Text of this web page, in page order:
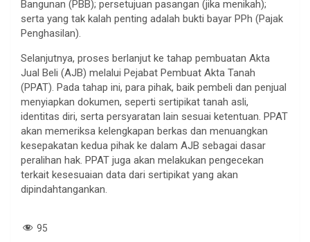
Bangunan (PBB); persetujuan pasangan (jika menikah);
serta yang tak kalah penting adalah bukti bayar PPh (Pajak
Penghasilan).
Selanjutnya, proses berlanjut ke tahap pembuatan Akta
Jual Beli (AJB) melalui Pejabat Pembuat Akta Tanah
(PPAT). Pada tahap ini, para pihak, baik pembeli dan penjual
menyiapkan dokumen, seperti sertipikat tanah asli,
identitas diri, serta persyaratan lain sesuai ketentuan. PPAT
akan memeriksa kelengkapan berkas dan menuangkan
kesepakatan kedua pihak ke dalam AJB sebagai dasar
peralihan hak. PPAT juga akan melakukan pengecekan
terkait kesesuaian data dari sertipikat yang akan
dipindahtangankan.
95